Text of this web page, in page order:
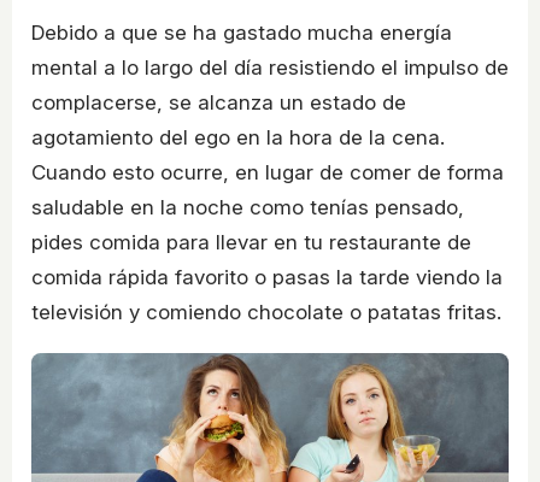
Debido a que se ha gastado mucha energía
mental a lo largo del día resistiendo el impulso de
complacerse, se alcanza un estado de
agotamiento del ego en la hora de la cena.
Cuando esto ocurre, en lugar de comer de forma
saludable en la noche como tenías pensado,
pides comida para llevar en tu restaurante de
comida rápida favorito o pasas la tarde viendo la
televisión y comiendo chocolate o patatas fritas.